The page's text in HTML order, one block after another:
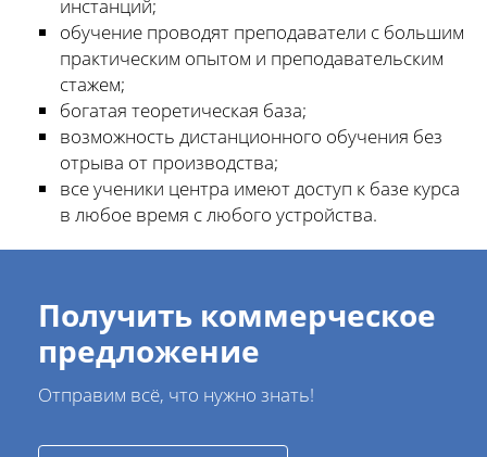
инстанций;
обучение проводят преподаватели с большим
практическим опытом и преподавательским
стажем;
богатая теоретическая база;
возможность дистанционного обучения без
отрыва от производства;
все ученики центра имеют доступ к базе курса
в любое время с любого устройства.
Получить коммерческое
предложение
Отправим всё, что нужно знать!